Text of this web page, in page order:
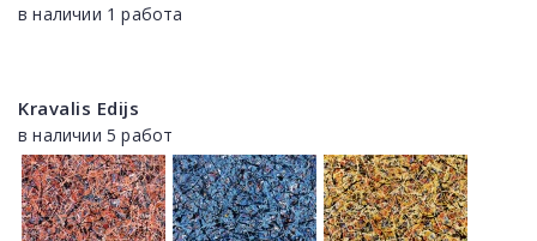
в наличии 1 работа
Kravalis Edijs
в наличии 5 работ